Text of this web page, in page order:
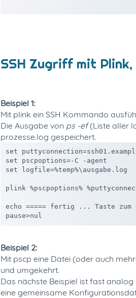
SSH Zugriff mit Plink,
Beispiel 1:
Mit plink ein SSH Kommando
Die Ausgabe von ps -ef(Liste aller
prozesse.log gespeichert.
set
set pscpoptions=-C -agent
set logfile=%temp%\ausgabe.log
plink %pscpoptions%
echo ===== fertig ... Taste zum
Beispiel 2:
Mit pscp eine Datei (oder auch
und umgekehrt.
Das nächste Beispiel ist fast
eine gemeinsame